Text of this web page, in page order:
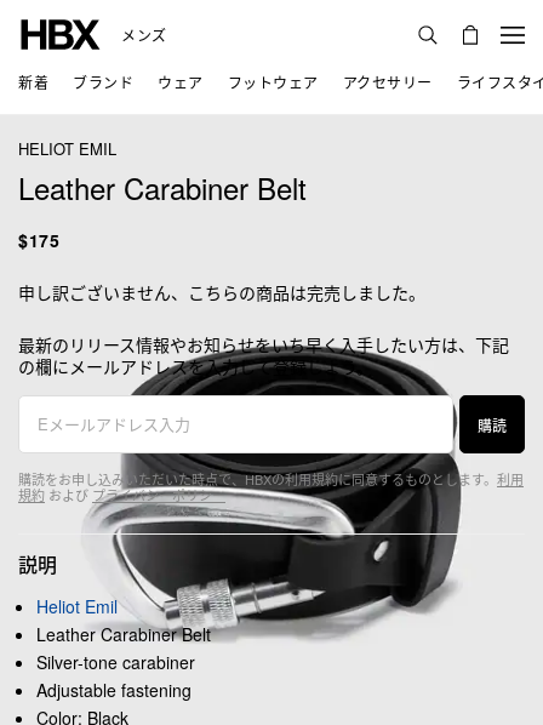
メンズ
新着 ブランド ウェア フットウェア アクセサリー ライフスタ
HELIOT EMIL
Leather Carabiner Belt
$175
申し訳ございません、こちらの商品は完売しました。
最新のリリース情報やお知らせをいち早く入手したい方は、下記
の欄にメールアドレスを入力して登録しよう。
購読
購読をお申し込みいただいた時点で、HBXの利用規約に同意するものとします。 利用
規約 および プライバシーポリシー
説明
Heliot Emil
Leather Carabiner Belt
Silver-tone carabiner
Adjustable fastening
Color: Black